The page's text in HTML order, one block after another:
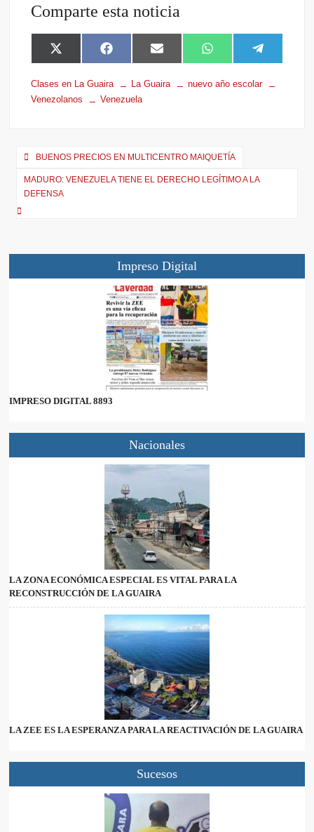
Comparte esta noticia
X
(
T
w
i
r
F
a
c
b
E
m
a
W
h
a
e
Clases en La Guaira La Guaira
nuevo año escolar
Venezolanos
Venezuela
BUENOS PRECIOS EN MULTICENTRO MAIQUETÍA
MADURO: VENEZUELA TIENE EL DERECHO LEGÍTIMO A LA
DEFENSA
Impreso Digital
IMPRESO DIGITAL 8893
Nacionales
LA ZONA ECONÓMICA ESPECIAL ES VITAL PARA LA
RECONSTRUCCIÓN DE LA GUAIRA
LA ZEE ES LA ESPERANZA PARA LA REACTIVACIÓN DE LA GUAIRA
Sucesos